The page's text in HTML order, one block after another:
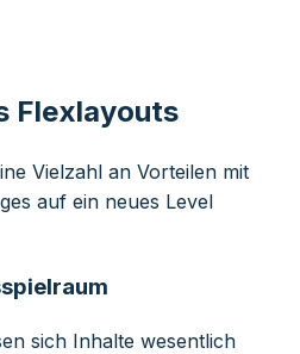
Flexlayouts
Vielzahl an Vorteilen mit
auf ein neues Level
sich Inhalte wesentlich